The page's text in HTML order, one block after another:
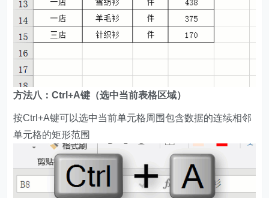
方法八：Ctrl+A键（选中当前表格区域）
按Ctrl+A键可以选中当前单元格周围包含数据的连续相邻
单元格的矩形范围